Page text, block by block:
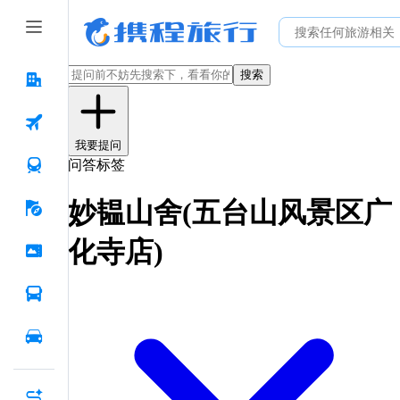
搜索
我要提问
问答标签
妙韫山舍(五台山风景区广
化寺店)